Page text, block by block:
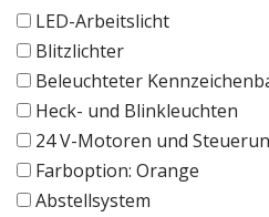
LED-Arbeitslicht
Blitzlichter
Beleuchteter
Heck- und Blinkleuchten
24 V-Motoren und
Farboption: Orange
Abstellsystem